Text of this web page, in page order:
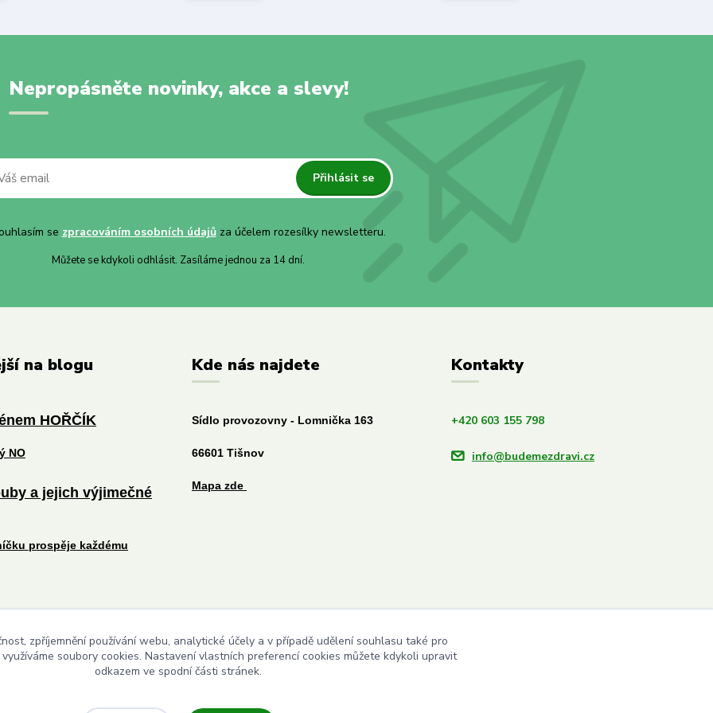
Nepropásněte novinky, akce a slevy!
Přihlásit se
se zpracováním osobních údajůza účelem rozesílky newsletteru.
Můžete se kdykoli odhlásit. Zasíláme jednou za 14 dní.
na blogu
HOŘČÍK
NO
a jejich výjimečné
prospěje každému
Kde nás najdete
Sídlo provozovny - Lomnička 163
66601 Tišnov
Mapa zde
Kontakty
+420 603 155 798
info@budemezdravi.cz
Upravit sběr cookies.
zpříjemnění používání webu, analytické účely a v případě udělení souhlasu také pro
soubory cookies. Nastavení vlastních preferencí cookies můžete kdykoli upravit
odkazem ve spodní části stránek.